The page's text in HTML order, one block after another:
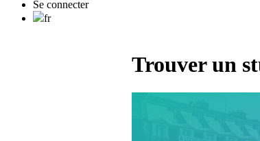
Se connecter
fr
Trouver un